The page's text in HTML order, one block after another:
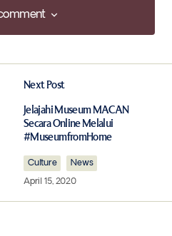
*
Next Post
Jelajahi Museum MACAN
Secara Online Melalui
#MuseumfromHome
Culture
News
April 15, 2020